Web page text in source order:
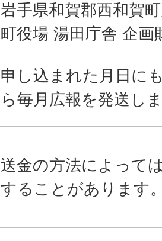
岩手県和賀郡西和賀
町役場 湯田庁舎 企画
申し込まれた月日に
ら毎月広報を発送し
送金の方法によって
することがあります